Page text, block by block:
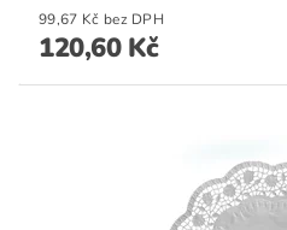
99,67 Kč bez DPH
120,60 Kč